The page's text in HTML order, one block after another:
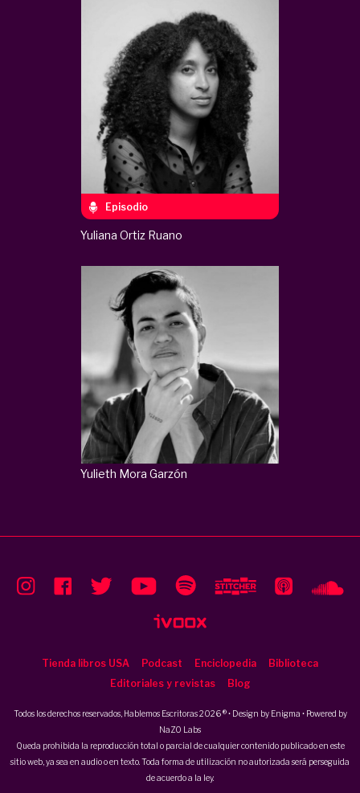
Episodio
Yuliana Ortiz Ruano
Yulieth Mora Garzón
Tienda libros USA Podcast Enciclopedia
Biblioteca
Editoriales y revistas
Blog
Todos los derechos reservados, Hablemos Escritoras 2026 ® • Design by Enigma • Powered by
NaZO Labs
Queda prohibida la reproducción total o parcial de cualquier contenido publicado en este
sitio web, ya sea en audio o en texto. Toda forma de utilización no autorizada será perseguida
de acuerdo a la ley.